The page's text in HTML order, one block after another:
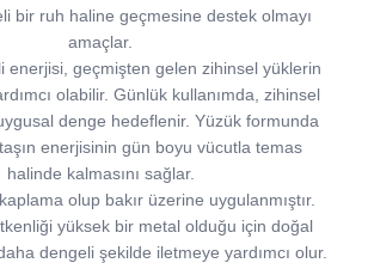
bir ruh haline geçmesine destek olmayı
amaçlar.
enerjisi, geçmişten gelen zihinsel yüklerin
olabilir. Günlük kullanımda, zihinsel
denge hedeflenir. Yüzük formunda
taşın enerjisinin gün boyu vücutla temas
halinde kalmasını sağlar.
olup bakır üzerine uygulanmıştır.
yüksek bir metal olduğu için doğal
dengeli şekilde iletmeye yardımcı olur.